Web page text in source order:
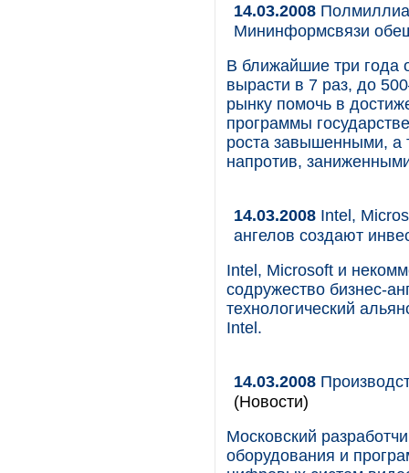
14.03.2008
Мининформсвязи
В ближайшие три года
вырасти в 7 раз, до
рынку помочь в
программы
роста завышенными, а
напротив,
14.03.2008 Intel,
ангелов создают
Intel, Microsoft и
содружество бизнес-
технологический
Intel.
14.03.2008
(Новости)
Московский
оборудования и